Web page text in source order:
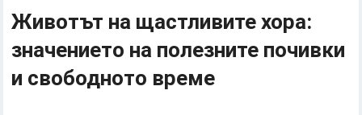
Животът на щастливите хора:
значението на полезните почивки
и свободното време